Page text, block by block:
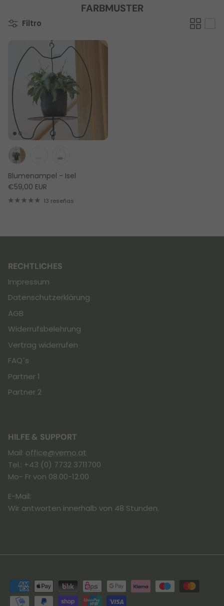
FARBMUSTER
Filtro
Blumenampel - Isel
€59,00 EUR
13 reseñas
RECHTLICHES
Impressum
Datenschutzerklärung
AGB
Widerrufsbelehrung
Vertrag widerrufen
FAQ´s
Partner 1
Partner 2
HILFE & SUPPORT
Mail: office@vemo.at
Tel.: +43 (0) 7732 3711700
Mo- Fr von 08.00-12.00
E-Mail:
Wir antworten innerhalb von 48 Stunden.